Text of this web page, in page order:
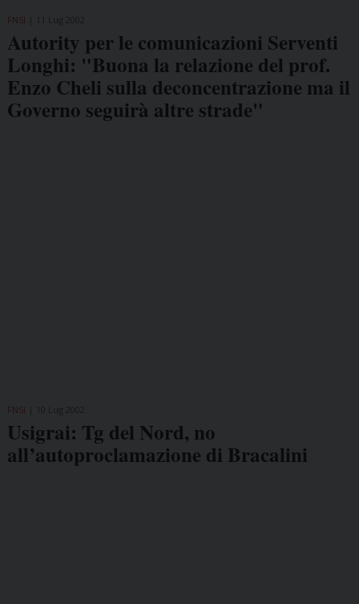
FNSI
Autority per le comunicazioni Serventi
Longhi: "Buona la relazione del prof.
Enzo Cheli sulla deconcentrazione ma il
Governo seguirà altre strade"
FNSI
Usigrai: Tg del Nord, no
all’autoproclamazione di Bracalini